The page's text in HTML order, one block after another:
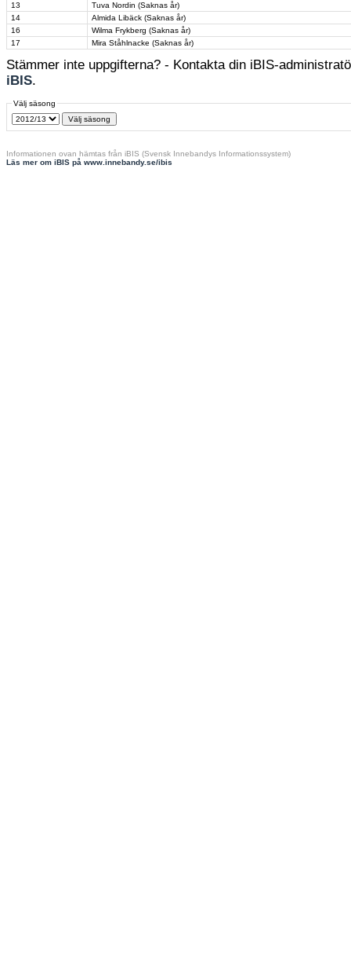
13
Tuva Nordin (Saknas år)
14
Almida Libäck (Saknas år)
16
Wilma Frykberg (Saknas år)
17
Mira Ståhlnacke (Saknas år)
Stämmer inte uppgifterna? - Kontakta din iBIS-
iBIS.
Välj säsong
Informationen ovan hämtas från iBIS (Svensk Innebandys Informationssystem)
Läs mer om iBIS på www.innebandy.se/ibis